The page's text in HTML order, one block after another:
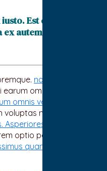
Est et aliquid
autem maxime
non et rerum
omnis id.
omnis veritatis
voluptas natus eveniet
Asperiores in pariatur
optio perferendis
quam optio